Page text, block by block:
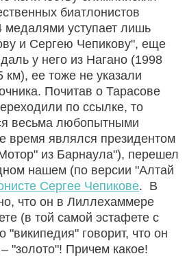
биатлонистов
медалями уступает лишь
и Сергею Чепикову", еще
у него из Нагано (1998
км), ее тоже не указали
Почитав о Тарасове
по ссылке, то
весьма любопытными
время являлся президентом
из Барнаула"), перешел
нашем (по версии "Алтай
Сергее Чепикове. В
что он в Лиллехаммере
(в той самой эстафете с
говорит, что он
"золото"! Причем какое!